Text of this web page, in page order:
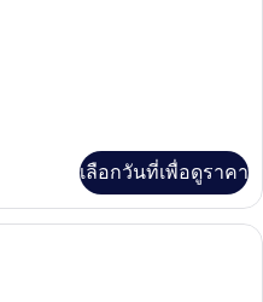
เลือกวันที่เพื่อดูราคา
Carlton Club Room | ผ้าปูที่นอนฝ้าย